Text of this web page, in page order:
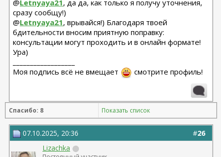
@Letnyaya21, да да, как только я получу уточнения,
сразу сообщу!)
@Letnyaya21, врывайся!) Благодаря твоей
бдительности вносим приятную поправку:
консультации могут проходить и в онлайн формате!
Ура)
Моя подпись всё не вмещает
смотрите профиль!
Спасибо: 8 Показать список
#26
07.10.2025, 20:36
Lizachka